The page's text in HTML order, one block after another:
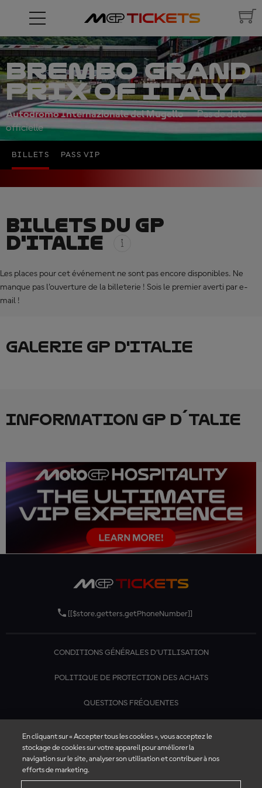
BREMBO GRAND
PRIX OF ITALY
Autodromo Internazionale del Mugello
Pas de date
officielle
BILLETS PASS VIP
BILLETS DU GP
D'ITALIE
Les places pour cet événement ne sont pas encore disponibles. Ne
manque pas l’ouverture de la billeterie ! Sois le premier averti par e-
mail !
GALERIE GP D'ITALIE
INFORMATION GP D´TALIE
[[$store.getters.getPhoneNumber]]
CONDITIONS GÉNÉRALES D'UTILISATION
POLITIQUE DE PROTECTION DES ACHATS
QUESTIONS FRÉQUENTES
En cliquant sur « Accepter tous les cookies », vous acceptez le
stockage de cookies sur votre appareil pour améliorer la
navigation sur le site, analyser son utilisation et contribuer à nos
efforts de marketing.